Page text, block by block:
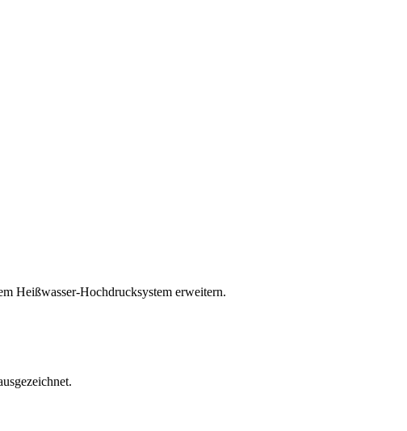
Heißwasser-Hochdrucksystem erweitern.